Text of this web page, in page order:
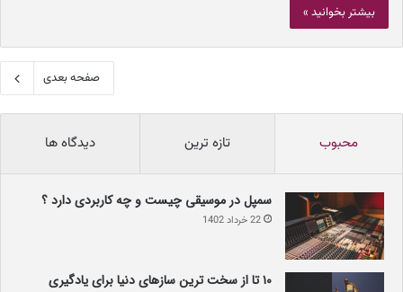
بیشتر بخوانید »
صفحه بعدی
محبوب تازه ترین دیدگاه ها
سمپل در موسیقی چیست و چه کاربردی دارد ؟
22 خرداد 1402
۱۰ تا از سخت ترین سازهای دنیا برای یادگیری